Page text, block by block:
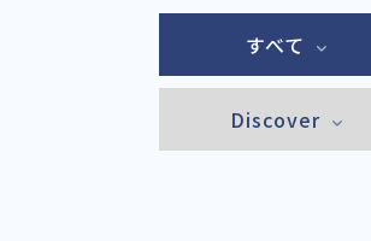
すべて
Discover